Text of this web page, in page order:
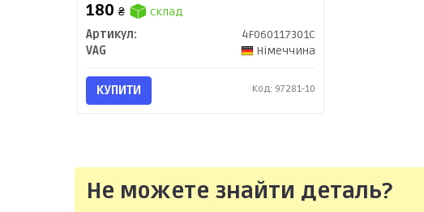
180 ₴
склад
Артикул:
4F060117301C
VAG
Німеччина
КУПИТИ Код: 97281-10
Не можете знайти деталь?